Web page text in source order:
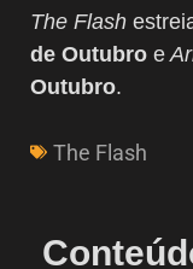
The Flash
de Outubro e
Outubro.
The Flash